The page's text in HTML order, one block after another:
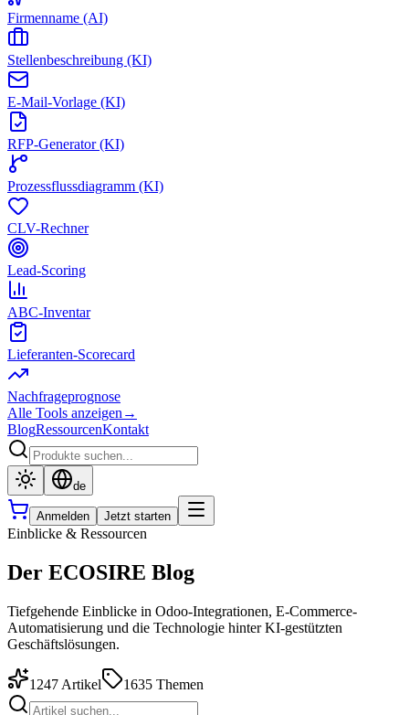
Firmenname (AI)
Stellenbeschreibung (KI)
E-Mail-Vorlage (KI)
RFP-Generator (KI)
Prozessflussdiagramm (KI)
CLV-Rechner
Lead-Scoring
ABC-Inventar
Lieferanten-Scorecard
Nachfrageprognose
Alle Tools anzeigen →
BlogRessourcenKontakt
de
Anmelden Jetzt starten
Einblicke & Ressourcen
Der ECOSIRE Blog
Tiefgehende Einblicke in Odoo-Integrationen, E-Commerce-
Automatisierung und die Technologie hinter KI-gestützten
Geschäftslösungen.
1247 Artikel 1635 Themen